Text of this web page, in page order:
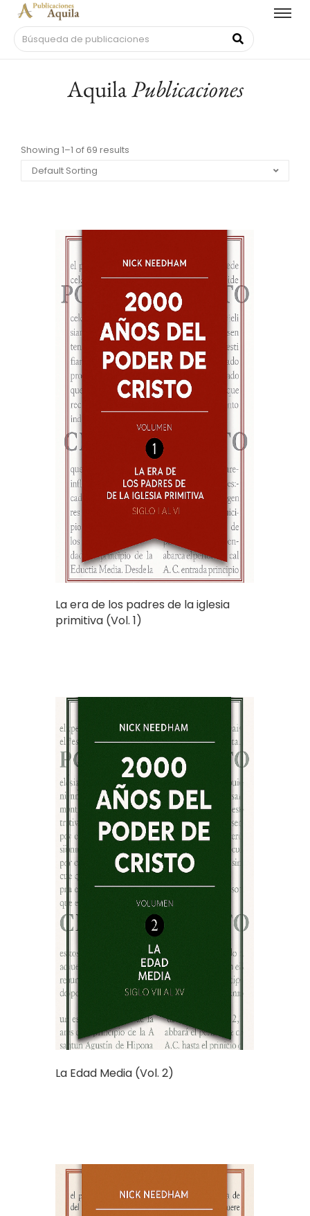
AquilaPublicaciones
Showing 1–1 of 69 results
La era de los padres de la iglesia
primitiva (Vol. 1)
La Edad Media (Vol. 2)